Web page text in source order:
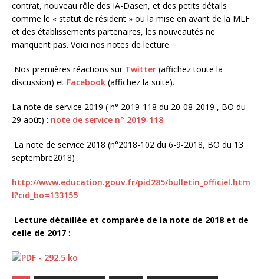
contrat, nouveau rôle des IA-Dasen, et des petits détails
comme le « statut de résident » ou la mise en avant de la MLF
et des établissements partenaires, les nouveautés ne
manquent pas. Voici nos notes de lecture.
Nos premières réactions sur Twitter (affichez toute la
discussion) et Facebook (affichez la suite).
La note de service 2019 ( n° 2019-118 du 20-08-2019 , BO du
29 août) : note de service n° 2019-118
La note de service 2018 (n°2018-102 du 6-9-2018, BO du 13
septembre2018) :
http://www.education.gouv.fr/pid285/bulletin_officiel.htm
l?cid_bo=133155
Lecture détaillée et comparée de la note de 2018 et de
celle de 2017 :